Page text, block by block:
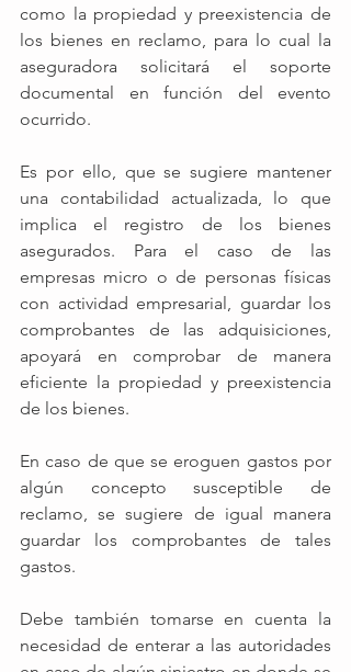
como la propiedad y preexistencia de
los bienes en reclamo, para lo cual la
aseguradora solicitará el soporte
documental en función del evento
ocurrido.
Es por ello, que se sugiere mantener
una contabilidad actualizada, lo que
implica el registro de los bienes
asegurados. Para el caso de las
empresas micro o de personas físicas
con actividad empresarial, guardar los
comprobantes de las adquisiciones,
apoyará en comprobar de manera
eficiente la propiedad y preexistencia
de los bienes.
En caso de que se eroguen gastos por
algún concepto susceptible de
reclamo, se sugiere de igual manera
guardar los comprobantes de tales
gastos.
Debe también tomarse en cuenta la
necesidad de enterar a las autoridades